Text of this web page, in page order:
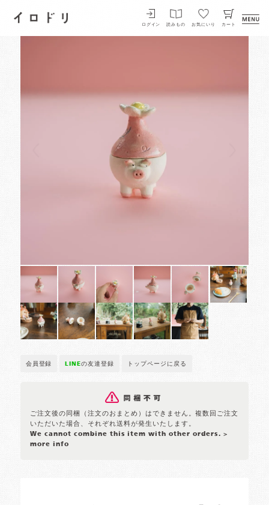
イロドリ
ログイン 読みもの お気にいり カート
会員登録 LINEの友達登録 トップページに戻る
ご注文後の同梱（注文のおまとめ）はできません。複数回ご注文
いただいた場合、それぞれ送料が発生いたします。
We cannot combine this item with other orders. >
more info